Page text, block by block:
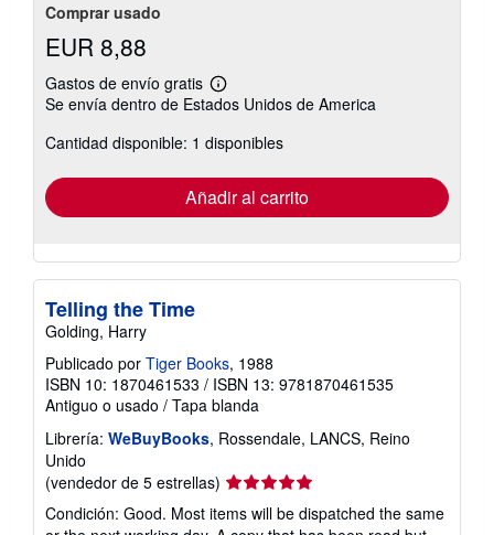
Comprar usado
EUR 8,88
Gastos de envío gratis
Más
información
las
tarifas
envío
Se envía dentro de Estados Unidos de America
Cantidad disponible: 1 disponibles
Añadir al carrito
Telling the Time
Golding, Harry
Publicado por Tiger Books, 1988
ISBN 10: 1870461533 / ISBN 13: 9781870461535
Antiguo o usado / Tapa blanda
Librería: WeBuyBooks, Rossendale, LANCS, Reino
Unido
(vendedor de 5 estrellas) Calificación
vendedor:
Condición: Good. Most items will be dispatched the same